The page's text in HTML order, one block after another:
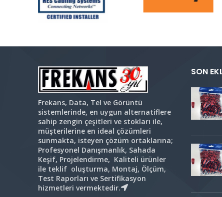
Frekans, Data, Tel ve Görüntü
sistemlerinde, en uygun alternatiflere
sahip zengin çeşitleri ve stokları ile,
müşterilerine en ideal çözümleri
sunmakta, isteyen çözüm ortaklarına;
Profesyonel Danışmanlık, Sahada
Keşif, Projelendirme, Kaliteli ürünler
ile teklif oluşturma, Montaj, Ölçüm,
Test Raporları ve Sertifikasyon
hizmetleri vermektedir.
SON